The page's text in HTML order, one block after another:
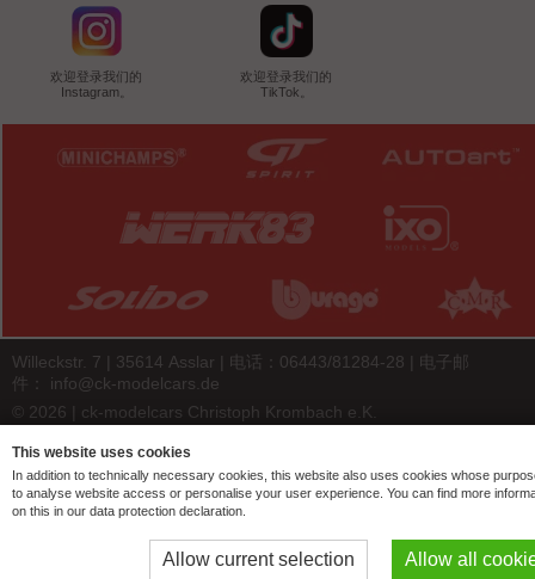
欢迎登录我们的
Instagram。
欢迎登录我们的
TikTok。
Willeckstr. 7 | 35614 Asslar | 电话：06443/81284-28 | 电子邮
件： info@ck-modelcars.de
© 2026 | ck-modelcars Christoph Krombach e.K.
4.9/5.00of7446 ck-modelcars.de customer reviews | Trusted Shops
This website uses cookies
In addition to technically necessary cookies, this website also uses cookies whose
to analyse website access or personalise your user experience. You can find more
on this in our data protection declaration.
Allow current selection Allow all